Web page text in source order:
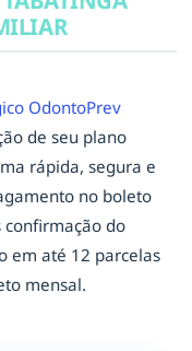
OdontoPrev
de seu plano
rápida, segura e
no boleto
confirmação do
em até 12 parcelas
mensal.